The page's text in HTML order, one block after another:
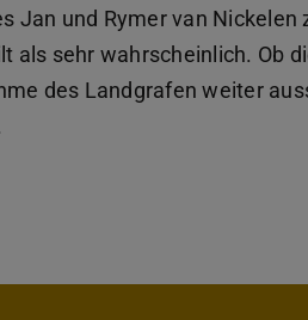
Jan und Rymer van
als sehr wahrscheinlich. Ob
des Landgrafen weiter